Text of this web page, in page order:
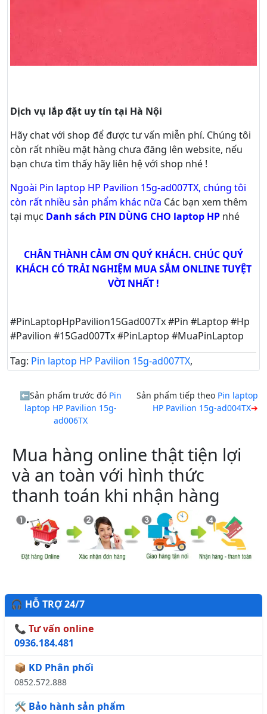
Dịch vụ lắp đặt uy tín tại Hà Nội
Hãy chatvới shop để được tư vấn miễn phí. Chúng tôi
còn rất nhiều mặt hàng chưa đăng lên website, nếu
bạn chưa tìm thấy hãy liên hệ với shop nhé !
Ngoài Pin laptop HP Pavilion 15g-ad007TX, chúng tôi
còn rất nhiều sản phẩm khác nữa Các bạn xem thêm
tại mục Danh sách PIN DÙNG CHO laptop HP nhé
CHÂN THÀNH CẢM ƠN QUÝ KHÁCH. CHÚC QUÝ
KHÁCH CÓ TRẢI NGHIỆM MUA SẮM ONLINE TUYỆT
VỜI NHẤT !
#PinLaptopHpPavilion15Gad007Tx #Pin #Laptop #Hp
#Pavilion #15Gad007Tx #PinLaptop #MuaPinLaptop
Tag: Pin laptop HP Pavilion 15g-ad007TX,
Sản phẩm trước đó Pin
laptop HP Pavilion 15g-
ad006TX
Sản phẩm tiếp theo Pin laptop
HP Pavilion 15g-ad004TX
Mua hàng online thật tiện lợi
và an toàn với hình thức
thanh toán khi nhận hàng
🎧 HỖ TRỢ 24/7
📞 Tư vấn online
0936.184.481
📦 KD Phân phối
0852.572.888
🛠️ Bảo hành sản phẩm